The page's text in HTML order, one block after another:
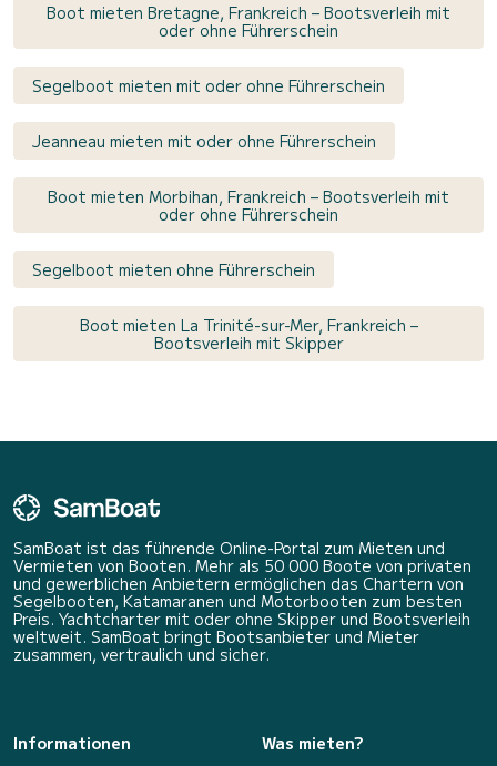
Boot mieten Bretagne, Frankreich – Bootsverleih mit
oder ohne Führerschein
Segelboot mieten mit oder ohne Führerschein
Jeanneau mieten mit oder ohne Führerschein
Boot mieten Morbihan, Frankreich – Bootsverleih mit
oder ohne Führerschein
Segelboot mieten ohne Führerschein
Boot mieten La Trinité-sur-Mer, Frankreich –
Bootsverleih mit Skipper
SamBoat ist das führende Online-Portal zum Mieten und
Vermieten von Booten. Mehr als 50 000 Boote von privaten
und gewerblichen Anbietern ermöglichen das Chartern von
Segelbooten, Katamaranen und Motorbooten zum besten
Preis. Yachtcharter mit oder ohne Skipper und Bootsverleih
weltweit. SamBoat bringt Bootsanbieter und Mieter
zusammen, vertraulich und sicher.
Informationen
Was mieten?